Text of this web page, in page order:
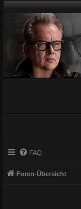
FAQ
Foren-Übersicht